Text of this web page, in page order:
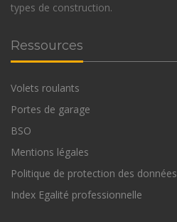
types de construction.
Ressources
Volets roulants
Portes de garage
BSO
Mentions légales
Politique de protection des données
Index Egalité professionnelle